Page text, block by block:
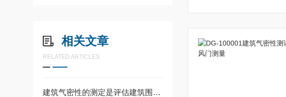
相关文章
RELATED ARTICLES
建筑气密性的测定是评估建筑围护结构密封性能的重要环节